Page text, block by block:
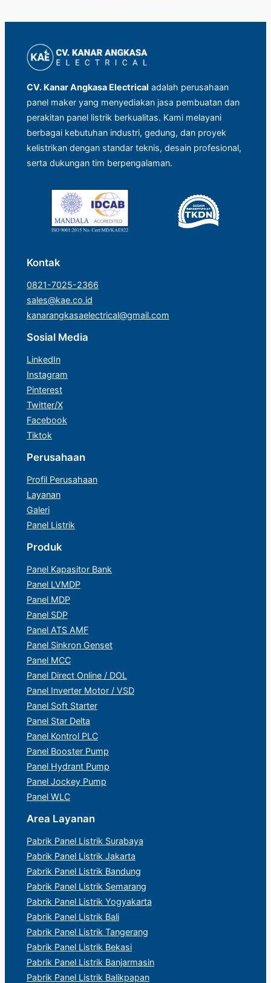
CV. Kanar Angkasa Electrical adalah perusahaan
panel maker yang menyediakan jasa pembuatan dan
perakitan panel listrik berkualitas. Kami melayani
berbagai kebutuhan industri, gedung, dan proyek
kelistrikan dengan standar teknis, desain profesional,
serta dukungan tim berpengalaman.
Kontak
0821-7025-2366
sales@kae.co.id
kanarangkasaelectrical@gmail.com
Sosial Media
LinkedIn
Instagram
Pinterest
Twitter/X
Facebook
Tiktok
Perusahaan
Profil Perusahaan
Layanan
Galeri
Panel Listrik
Produk
Panel Kapasitor Bank
Panel LVMDP
Panel MDP
Panel SDP
Panel ATS AMF
Panel Sinkron Genset
Panel MCC
Panel Direct Online / DOL
Panel Inverter Motor / VSD
Panel Soft Starter
Panel Star Delta
Panel Kontrol PLC
Panel Booster Pump
Panel Hydrant Pump
Panel Jockey Pump
Panel WLC
Area Layanan
Pabrik Panel Listrik Surabaya
Pabrik Panel Listrik Jakarta
Pabrik Panel Listrik Bandung
Pabrik Panel Listrik Semarang
Pabrik Panel Listrik Yogyakarta
Pabrik Panel Listrik Bali
Pabrik Panel Listrik Tangerang
Pabrik Panel Listrik Bekasi
Pabrik Panel Listrik Banjarmasin
Pabrik Panel Listrik Balikpapan